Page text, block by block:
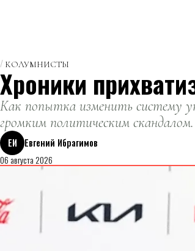
КОЛУМНИСТЫ
Хроники
Как попытка изменить систему
громким политическим скандалом.
ЕИ
Евгений Ибрагимов
06 августа 2026